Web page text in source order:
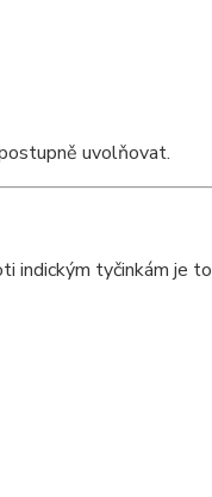
uvolňovat.
indickým tyčinkám je